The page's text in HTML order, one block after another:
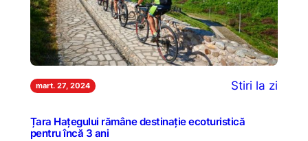
mart. 27, 2024 Stiri la zi
Țara Hațegului rămâne destinație ecoturistică
pentru încă 3 ani